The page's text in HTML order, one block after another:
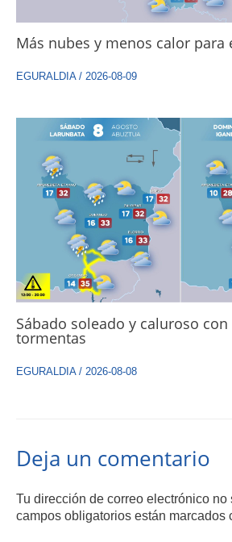
Más nubes y menos calor para
EGURALDIA/ 2026-08-09
Sábado soleado y caluroso
tormentas
EGURALDIA/ 2026-08-08
Deja un comentario
Tu dirección de correo electrónico no
campos obligatorios están marcados